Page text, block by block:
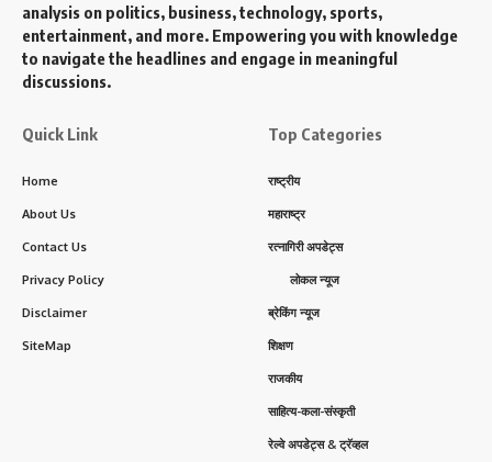
analysis on politics, business, technology, sports,
entertainment, and more. Empowering you with knowledge
to navigate the headlines and engage in meaningful
discussions.
Quick Link
Home
About Us
Contact Us
Privacy Policy
Disclaimer
SiteMap
Top Categories
राष्ट्रीय
महाराष्ट्र
रत्नागिरी अपडेट्स
लोकल न्यूज
ब्रेकिंग न्यूज
शिक्षण
राजकीय
साहित्य-कला-संस्कृती
रेल्वे अपडेट्स & ट्रॅव्हल